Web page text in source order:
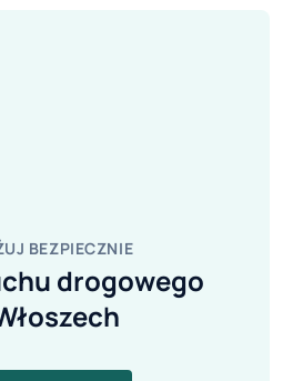
BEZPIECZNIE
drogowego